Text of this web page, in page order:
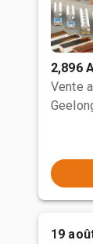
2,896
Vente
19